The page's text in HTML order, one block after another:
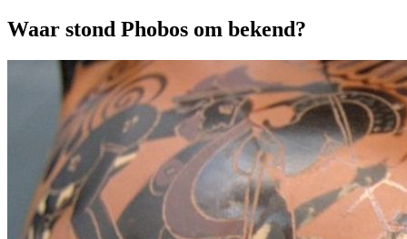
Waar stond Phobos om bekend?